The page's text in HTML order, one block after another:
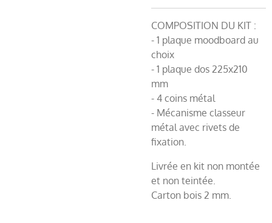
COMPOSITION DU KIT :
- 1 plaque moodboard au
choix
- 1 plaque dos 225x210
mm
- 4 coins métal
- Mécanisme classeur
métal avec rivets de
fixation.
Livrée en kit non montée
et non teintée.
Carton bois 2 mm.